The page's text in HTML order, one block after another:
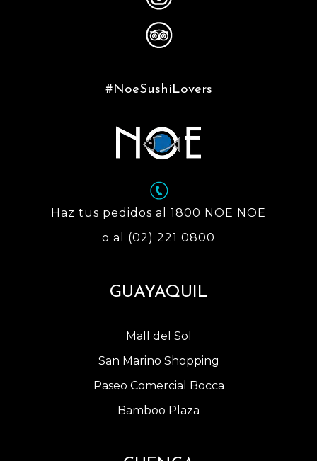
#NoeSushiLovers
Haz tus pedidos al 1800 NOE NOE
o al (02) 221 0800
GUAYAQUIL
Mall del Sol
San Marino Shopping
Paseo Comercial Bocca
Bamboo Plaza